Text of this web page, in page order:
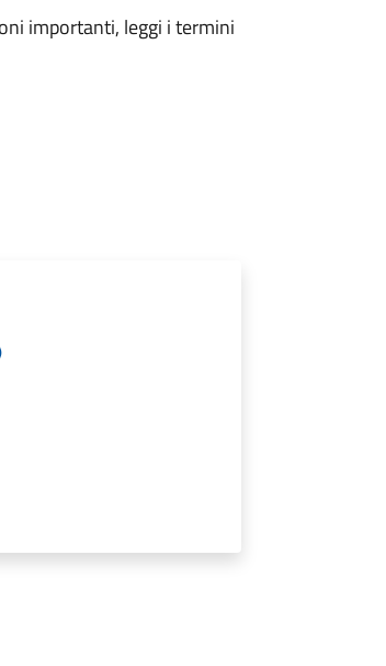
importanti, leggi i termini